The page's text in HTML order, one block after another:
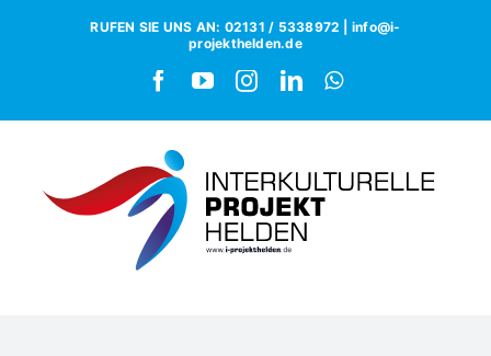
RUFEN SIE UNS AN: 02131 / 5338972 | info@i-
projekthelden.de